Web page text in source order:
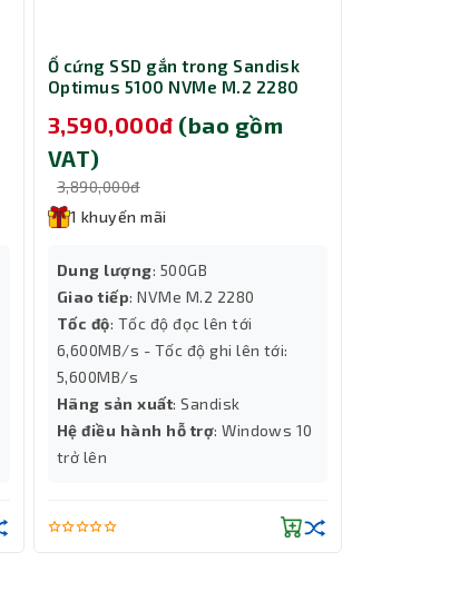
Ổ cứng SSD gắn trong Sandisk
Optimus 5100 NVMe M.2 2280
3,590,000đ (bao gồm
VAT)
3,890,000đ
1 khuyến mãi
Dung lượng: 500GB
Giao tiếp: NVMe M.2 2280
Tốc độ: Tốc độ đọc lên tới
6,600MB/s - Tốc độ ghi lên tới:
5,600MB/s
Hãng sản xuất: Sandisk
Hệ điều hành hỗ trợ: Windows 10
trở lên
Thành Nhân TNC